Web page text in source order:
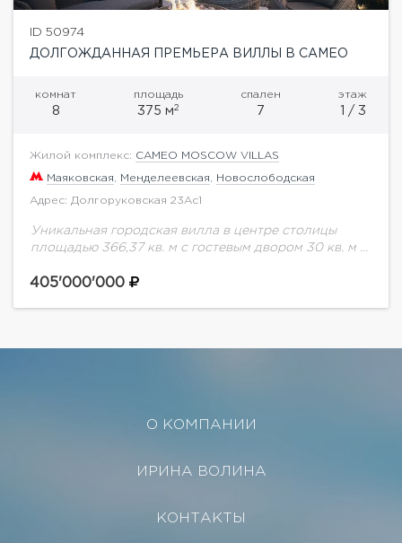
ID 50974
ДОЛГОЖДАННАЯ ПРЕМЬЕРА ВИЛЛЫ В CAMEO
комнат
8
площадь
375 м2
спален
7
этаж
1 / 3
Жилой комплекс: CAMEO MOSCOW VILLAS
Маяковская Менделеевская Новослободская
Адрес: Долгоруковская 23Ас1
Уникальная городская вилла в центре столицы
площадью 366,37 кв. м с гостевым двором 30 кв. м и
класса...
405'000'000
О КОМПАНИИ
ИРИНА ВОЛИНА
КОНТАКТЫ